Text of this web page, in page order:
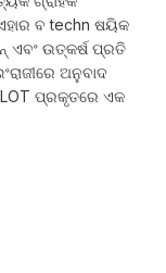
ବ techn ଷୟିକ
ଏବଂ ଉତ୍କର୍ଷ ପ୍ରତି
ଅନୁବାଦ
ପ୍ରକୃତରେ ଏକ